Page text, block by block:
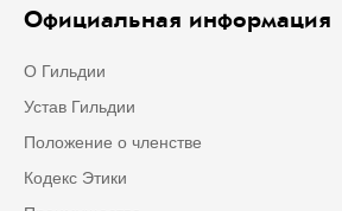
Официальная информация
О Гильдии
Устав Гильдии
Положение о членстве
Кодекс Этики